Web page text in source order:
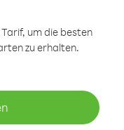
um die besten
zu erhalten.